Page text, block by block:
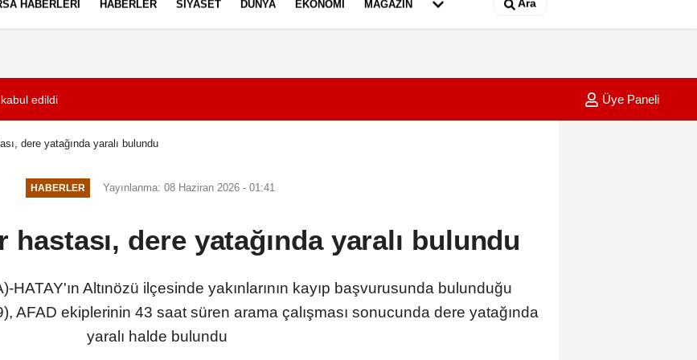
HABERLERI HABERLER SIYASET DÜNYA EKONOMI MAGAZIN Ara
edildi Hiç eğitim almadan evde kilimlerin üzerine yaptığı resimlerle sergi açtı 09:53
Üye Paneli
dere yatağında yaralı bulundu
HABERLER Yayınlanma: 08 Haziran 2026 - 01:41
hastası, dere yatağında yaralı bulundu
HATAY'ın Altınözü ilçesinde yakınlarının kayıp başvurusunda bulunduğu
AFAD ekiplerinin 43 saat süren arama çalışması sonucunda dere yatağında
yaralı halde bulundu